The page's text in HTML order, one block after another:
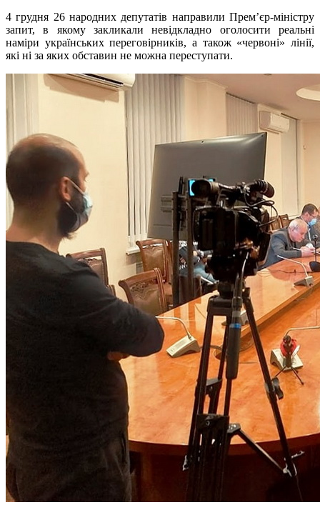
4 грудня 26 народних депутатів направили Прем’єр-міністру
запит, в якому закликали невідкладно оголосити реальні
наміри українських переговірників, а також «червоні» лінії,
які ні за яких обставин не можна переступати.